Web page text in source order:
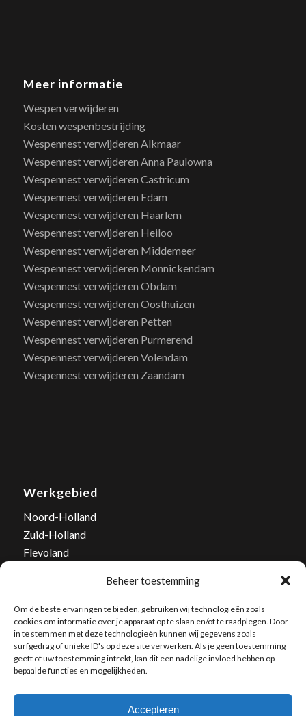
Beheer toestemming
Om de beste ervaringen te bieden, gebruiken wij technologieën zoals
cookies om informatie over je apparaat op te slaan en/of te raadplegen. Door
in te stemmen met deze technologieën kunnen wij gegevens zoals
surfgedrag of unieke ID's op deze site verwerken. Als je geen toestemming
geeft of uw toestemming intrekt, kan dit een nadelige invloed hebben op
bepaalde functies en mogelijkheden.
Accepteren
Meer informatie
Wespen verwijderen
Kosten wespenbestrijding
Wespennest verwijderen Alkmaar
Wespennest verwijderen Anna Paulowna
Wespennest verwijderen Castricum
Wespennest verwijderen Edam
Wespennest verwijderen Haarlem
Wespennest verwijderen Heiloo
Wespennest verwijderen Middemeer
Wespennest verwijderen Monnickendam
Wespennest verwijderen Obdam
Wespennest verwijderen Oosthuizen
Wespennest verwijderen Petten
Wespennest verwijderen Purmerend
Wespennest verwijderen Volendam
Wespennest verwijderen Zaandam
Werkgebied
Noord-Holland
Zuid-Holland
Flevoland
Tel. nummer: 06-502 03 446